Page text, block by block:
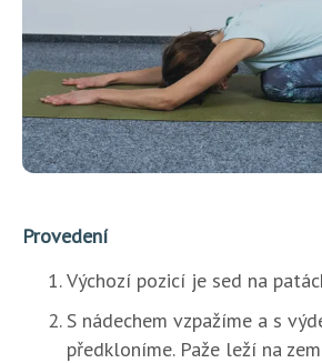
Provedení
Výchozí pozicí je sed na
S nádechem vzpažíme a s
předkloníme. Paže leží na